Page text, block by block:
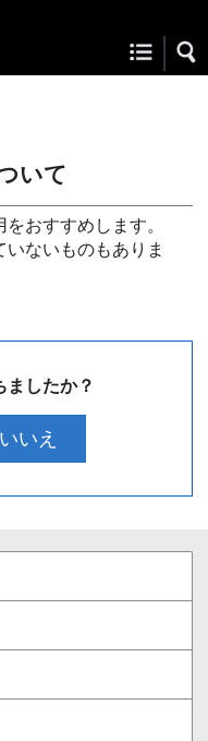
いて
おすすめします。
ないものもありま
ましたか？
いいえ